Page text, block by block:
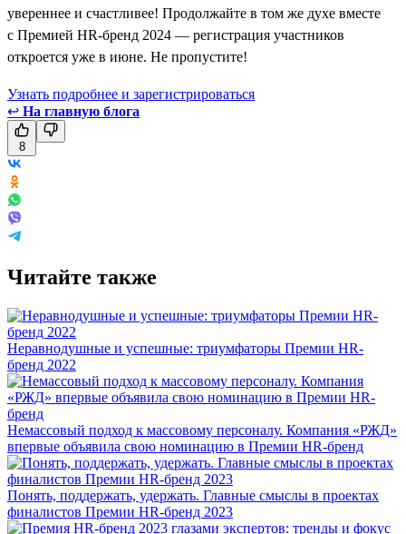
увереннее и счастливее! Продолжайте в том же духе вместе
с Премией HR-бренд 2024 — регистрация участников
откроется уже в июне. Не пропустите!
Узнать подробнее и зарегистрироваться
↩ На главную блога
8
Читайте также
Неравнодушные и успешные: триумфаторы Премии HR-
бренд 2022
Немассовый подход к массовому персоналу. Компания «РЖД»
впервые объявила свою номинацию в Премии HR-бренд
Понять, поддержать, удержать. Главные смыслы в проектах
финалистов Премии HR-бренд 2023